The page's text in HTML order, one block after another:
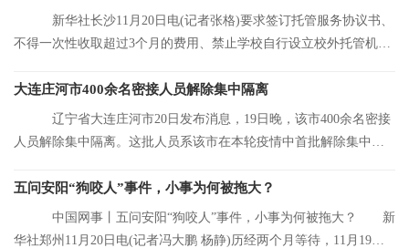
新华社长沙11月20日电(记者张格)要求签订托管服务协议书、
不得一次性收取超过3个月的费用、禁止学校自行设立校外托管机
大连庄河市400余名密接人员解除集中隔离
辽宁省大连庄河市20日发布消息，19日晚，该市400余名密接
人员解除集中隔离。这批人员系该市在本轮疫情中首批解除集中隔
五问安阳“狗咬人”事件，小事为何被拖大？
中国网事丨五问安阳“狗咬人”事件，小事为何被拖大？ 新
华社郑州11月20日电(记者冯大鹏 杨静)历经两个月等待，11月19日